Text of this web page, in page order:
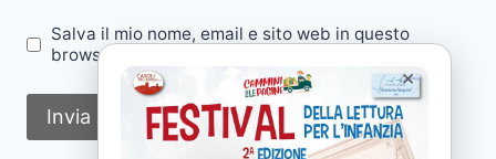
×
Salva il mio nome, email e sito web in questo
browser per la prossima volta che commento.